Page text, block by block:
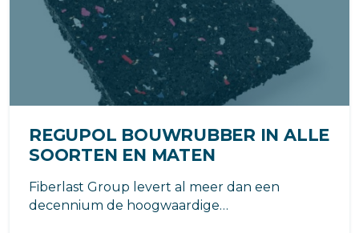
REGUPOL BOUWRUBBER IN ALLE
SOORTEN EN MATEN
Fiberlast Group levert al meer dan een
decennium de hoogwaardige